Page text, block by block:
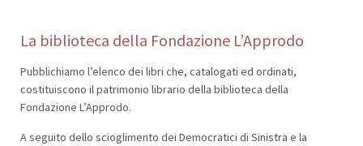
La biblioteca della Fondazione L’Approdo
Pubblichiamo l’elenco dei libri che, catalogati ed ordinati,
costituiscono il patrimonio librario della biblioteca della
Fondazione L’Approdo.
A seguito dello scioglimento dei Democratici di Sinistra e la